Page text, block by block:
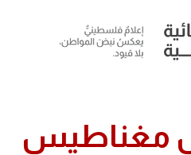
مغناطيس